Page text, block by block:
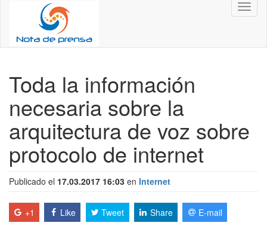
Toda la información
necesaria sobre la
arquitectura de voz sobre
protocolo de internet
Publicado el 17.03.2017 16:03 en Internet
+1 Like Tweet Share E-mail